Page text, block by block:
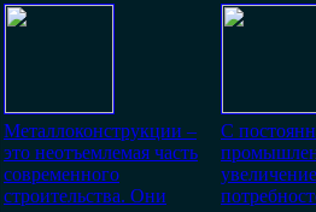
Металлоконструкции –
это неотъемлемая часть
современного
строительства. Они
С